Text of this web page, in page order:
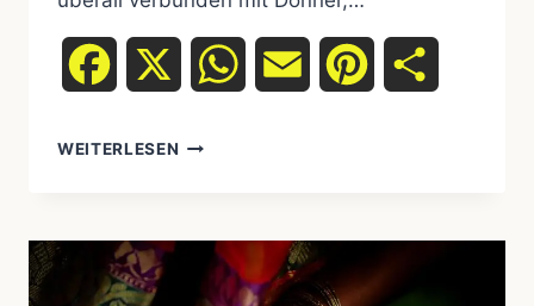
Facebook WhatsAppEmail Pinterest
WEITERLESEN
MYTHOS,
BEDEUTUNG